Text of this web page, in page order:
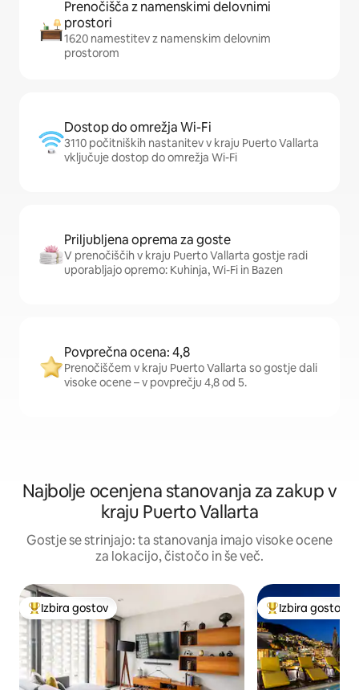
Prenočišča z namenskimi delovnimi
prostori
1620 namestitev z namenskim delovnim
prostorom
Dostop do omrežja Wi-Fi
3110 počitniških nastanitev v kraju Puerto Vallarta
vključuje dostop do omrežja Wi-Fi
Priljubljena oprema za goste
V prenočiščih v kraju Puerto Vallarta gostje radi
uporabljajo opremo: Kuhinja, Wi-Fi in Bazen
Povprečna ocena: 4,8
Prenočiščem v kraju Puerto Vallarta so gostje dali
visoke ocene – v povprečju 4,8 od 5.
Najbolje ocenjena stanovanja za zakup v
kraju Puerto Vallarta
Gostje se strinjajo: ta stanovanja imajo visoke ocene
za lokacijo, čistočo in še več.
Najbolj priljubljena prenočišča z značko »Izbira gostov«
Izbira gostov Najbolj
Izbira gostov